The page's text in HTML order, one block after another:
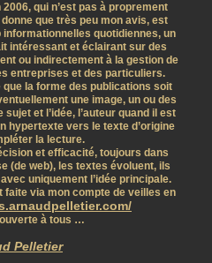
2006, qui n’est pas à proprement
que très peu mon avis, est
quotidiennes, un
intéressant et éclairant sur des
ou indirectement à la gestion de
entreprises et des particuliers.
que la forme des publications soit
une image, un ou des
et l’idée, l’auteur quand il est
hypertexte vers le texte d’origine
la lecture.
et efficacité, toujours dans
(de web), les textes évoluent, ils
uniquement l’idée principale.
faite via mon compte de veilles en
à tous …
Pelletier